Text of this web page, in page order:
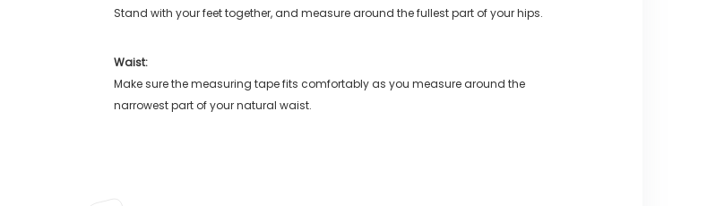
Stand with your feet together, and measure around the fullest part of your hips.
Waist:
Make sure the measuring tape fits comfortably as you measure around the
narrowest part of your natural waist.